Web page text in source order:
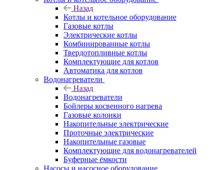
Назад
Котлы и котельное оборудование
Газовые котлы
Электрические котлы
Комбинированные котлы
Твердотопливные котлы
Комплектующие для котлов
Автоматика для котлов
Водонагреватели
Назад
Водонагреватели
Бойлеры косвенного нагрева
Газовые колонки
Накопительные электрические
Проточные электрические
Накопительные газовые
Комплектующие для водонагревателей
Буферные ёмкости
Насосы и насосное оборудование